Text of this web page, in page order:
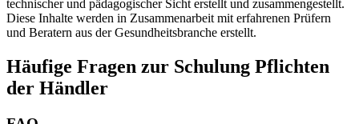
technischer und pädagogischer Sicht erstellt und zusammengestellt.
Diese Inhalte werden in Zusammenarbeit mit erfahrenen Prüfern
und Beratern aus der Gesundheitsbranche erstellt.
Häufige Fragen zur Schulung Pflichten
der Händler